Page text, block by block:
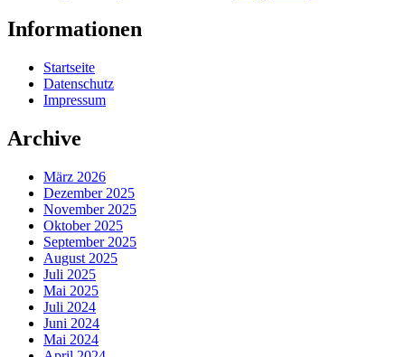
Informationen
Startseite
Datenschutz
Impressum
Archive
März 2026
Dezember 2025
November 2025
Oktober 2025
September 2025
August 2025
Juli 2025
Mai 2025
Juli 2024
Juni 2024
Mai 2024